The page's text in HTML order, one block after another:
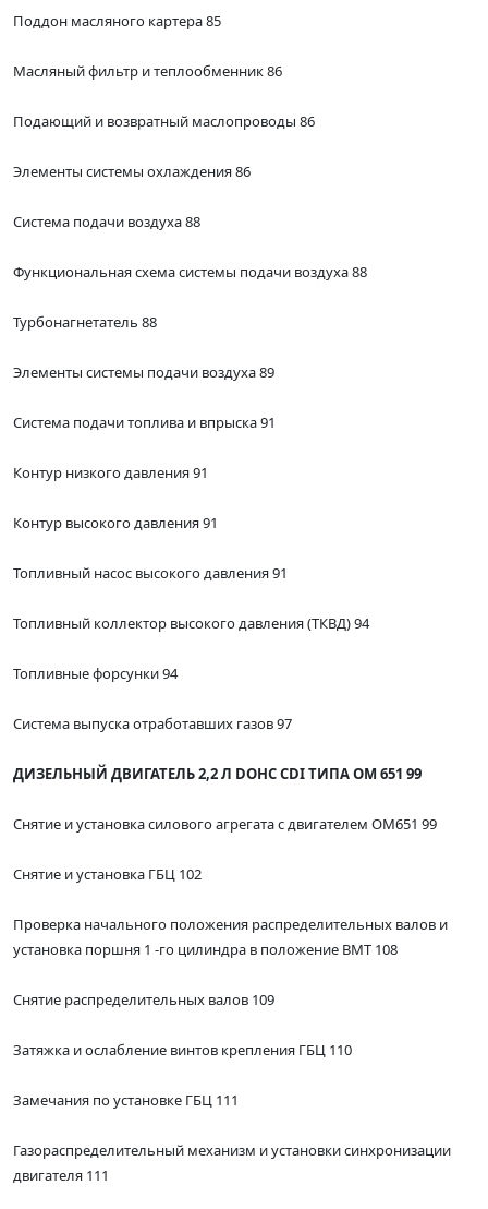
Поддон масляного картера 85
Масляный фильтр и теплообменник 86
Подающий и возвратный маслопроводы 86
Элементы системы охлаждения 86
Система подачи воздуха 88
Функциональная схема системы подачи воздуха 88
Турбонагнетатель 88
Элементы системы подачи воздуха 89
Система подачи топлива и впрыска 91
Контур низкого давления 91
Контур высокого давления 91
Топливный насос высокого давления 91
Топливный коллектор высокого давления (ТКВД) 94
Топливные форсунки 94
Система выпуска отработавших газов 97
ДИЗЕЛЬНЫЙ ДВИГАТЕЛЬ 2,2 Л DOHC CDI ТИПА ОМ 651 99
Снятие и установка силового агрегата с двигателем ОМ651 99
Снятие и установка ГБЦ 102
Проверка начального положения распределительных валов и
установка поршня 1 -го цилиндра в положение ВМТ 108
Снятие распределительных валов 109
Затяжка и ослабление винтов крепления ГБЦ 110
Замечания по установке ГБЦ 111
Газораспределительный механизм и установки синхронизации
двигателя 111